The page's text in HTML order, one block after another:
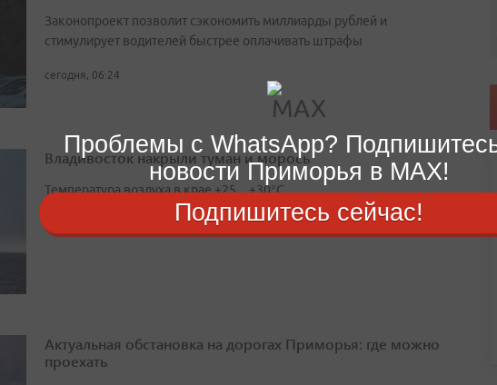
Законопроект позволит сэкономить миллиарды рублей и
стимулирует водителей быстрее оплачивать штрафы
сегодня, 06:24
Владивосток накрыли туман и морось
Температура воздуха в крае +25…+30°C
Актуальная обстановка на дорогах Приморья: где можно
проехать
Проблемы с WhatsApp?
новости Приморья в MAX!
Подпишитесь сейчас!